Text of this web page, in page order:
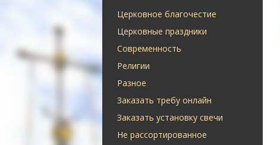
Церковное благочестие
Церковные праздники
Современность
Религии
Разное
Заказать требу онлайн
Заказать установку свечи
Не рассортированное